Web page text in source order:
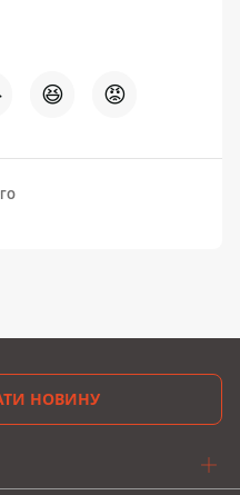
😆 😡
НОВИНУ